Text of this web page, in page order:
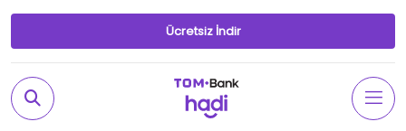
Ücretsiz İndir